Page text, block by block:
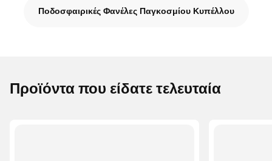
Ποδοσφαιρικές Φανέλες Παγκοσμίου Κυπέλλου
Προϊόντα που είδατε τελευταία